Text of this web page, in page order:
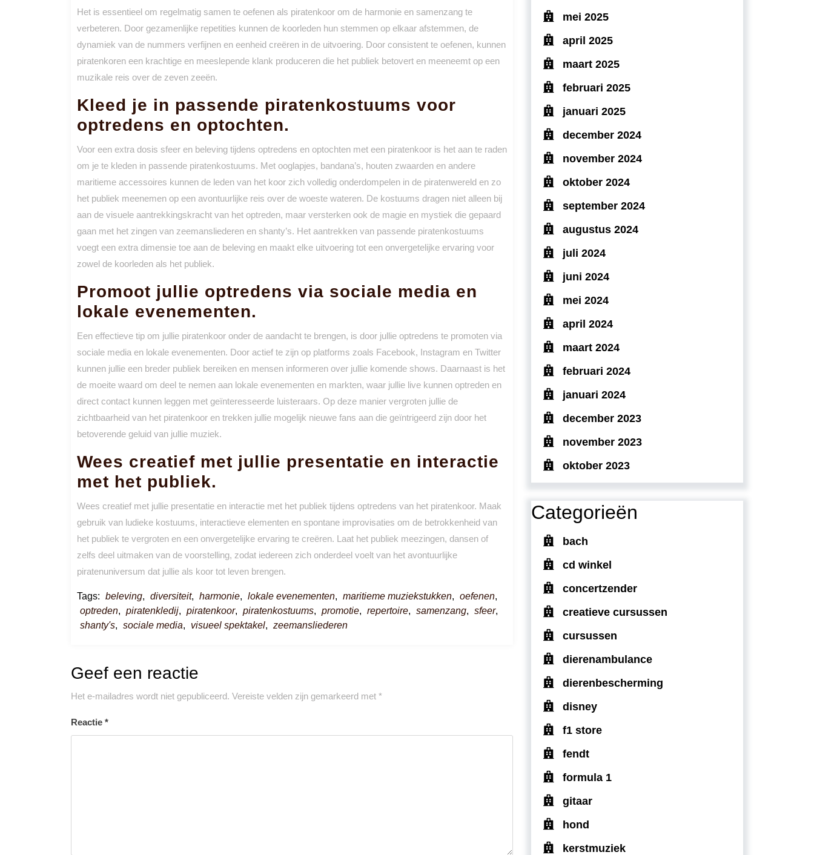
Het is essentieel om regelmatig samen te oefenen als piratenkoor om de harmonie en samenzang te
verbeteren. Door gezamenlijke repetities kunnen de koorleden hun stemmen op elkaar afstemmen, de
dynamiek van de nummers verfijnen en eenheid creëren in de uitvoering. Door consistent te oefenen, kunnen
piratenkoren een krachtige en meeslepende klank produceren die het publiek betovert en meeneemt op een
muzikale reis over de zeven zeeën.
Kleed je in passende piratenkostuums voor
optredens en optochten.
Voor een extra dosis sfeer en beleving tijdens optredens en optochten met een piratenkoor is het aan te raden
om je te kleden in passende piratenkostuums. Met ooglapjes, bandana’s, houten zwaarden en andere
maritieme accessoires kunnen de leden van het koor zich volledig onderdompelen in de piratenwereld en zo
het publiek meenemen op een avontuurlijke reis over de woeste wateren. De kostuums dragen niet alleen bij
aan de visuele aantrekkingskracht van het optreden, maar versterken ook de magie en mystiek die gepaard
gaan met het zingen van zeemansliederen en shanty’s. Het aantrekken van passende piratenkostuums
voegt een extra dimensie toe aan de beleving en maakt elke uitvoering tot een onvergetelijke ervaring voor
zowel de koorleden als het publiek.
Promoot jullie optredens via sociale media en
lokale evenementen.
Een effectieve tip om jullie piratenkoor onder de aandacht te brengen, is door jullie optredens te promoten via
sociale media en lokale evenementen. Door actief te zijn op platforms zoals Facebook, Instagram en Twitter
kunnen jullie een breder publiek bereiken en mensen informeren over jullie komende shows. Daarnaast is het
de moeite waard om deel te nemen aan lokale evenementen en markten, waar jullie live kunnen optreden en
direct contact kunnen leggen met geïnteresseerde luisteraars. Op deze manier vergroten jullie de
zichtbaarheid van het piratenkoor en trekken jullie mogelijk nieuwe fans aan die geïntrigeerd zijn door het
betoverende geluid van jullie muziek.
Wees creatief met jullie presentatie en interactie
met het publiek.
Wees creatief met jullie presentatie en interactie met het publiek tijdens optredens van het piratenkoor. Maak
gebruik van ludieke kostuums, interactieve elementen en spontane improvisaties om de betrokkenheid van
het publiek te vergroten en een onvergetelijke ervaring te creëren. Laat het publiek meezingen, dansen of
zelfs deel uitmaken van de voorstelling, zodat iedereen zich onderdeel voelt van het avontuurlijke
piratenuniversum dat jullie als koor tot leven brengen.
Tags: beleving, diversiteit, harmonie, lokale evenementen, maritieme muziekstukken, oefenen,
optreden, piratenkledij, piratenkoor, piratenkostuums, promotie, repertoire, samenzang, sfeer,
shanty's, sociale media, visueel spektakel, zeemansliederen
Geef een reactie
Het e-mailadres wordt niet gepubliceerd. Vereiste velden zijn gemarkeerd met *
Reactie *
mei 2025
april 2025
maart 2025
februari 2025
januari 2025
december 2024
november 2024
oktober 2024
september 2024
augustus 2024
juli 2024
juni 2024
mei 2024
april 2024
maart 2024
februari 2024
januari 2024
december 2023
november 2023
oktober 2023
Categorieën
bach
cd winkel
concertzender
creatieve cursussen
cursussen
dierenambulance
dierenbescherming
disney
f1 store
fendt
formula 1
gitaar
hond
kerstmuziek